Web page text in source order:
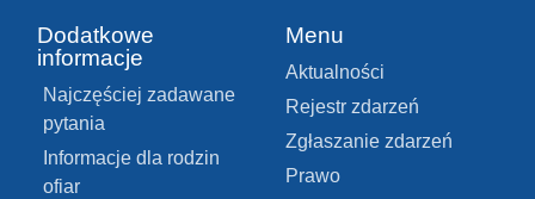
Dodatkowe
informacje
Najczęściej zadawane
pytania
Informacje dla rodzin
ofiar
Menu
Aktualności
Rejestr zdarzeń
Zgłaszanie zdarzeń
Prawo